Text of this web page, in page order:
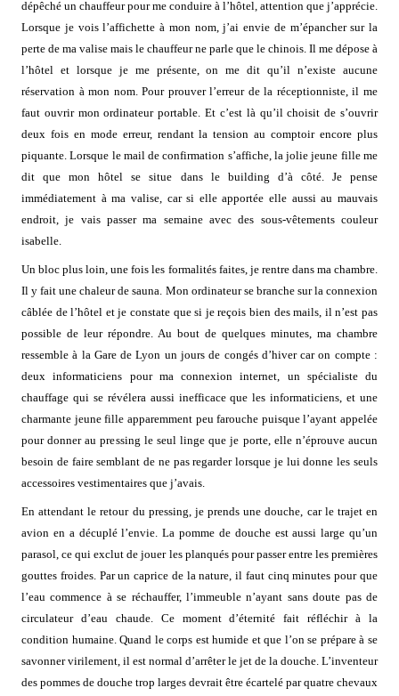
dépêché un chauffeur pour me conduire à l’hôtel, attention que j’apprécie.
Lorsque je vois l’affichette à mon nom, j’ai envie de m’épancher sur la
perte de ma valise mais le chauffeur ne parle que le chinois. Il me dépose à
l’hôtel et lorsque je me présente, on me dit qu’il n’existe aucune
réservation à mon nom. Pour prouver l’erreur de la réceptionniste, il me
faut ouvrir mon ordinateur portable. Et c’est là qu’il choisit de s’ouvrir
deux fois en mode erreur, rendant la tension au comptoir encore plus
piquante. Lorsque le mail de confirmation s’affiche, la jolie jeune fille me
dit que mon hôtel se situe dans le building d’à côté. Je pense
immédiatement à ma valise, car si elle apportée elle aussi au mauvais
endroit, je vais passer ma semaine avec des sous-vêtements couleur
isabelle.
Un bloc plus loin, une fois les formalités faites, je rentre dans ma chambre.
Il y fait une chaleur de sauna. Mon ordinateur se branche sur la connexion
câblée de l’hôtel et je constate que si je reçois bien des mails, il n’est pas
possible de leur répondre. Au bout de quelques minutes, ma chambre
ressemble à la Gare de Lyon un jours de congés d’hiver car on compte :
deux informaticiens pour ma connexion internet, un spécialiste du
chauffage qui se révélera aussi inefficace que les informaticiens, et une
charmante jeune fille apparemment peu farouche puisque l’ayant appelée
pour donner au pressing le seul linge que je porte, elle n’éprouve aucun
besoin de faire semblant de ne pas regarder lorsque je lui donne les seuls
accessoires vestimentaires que j’avais.
En attendant le retour du pressing, je prends une douche, car le trajet en
avion en a décuplé l’envie. La pomme de douche est aussi large qu’un
parasol, ce qui exclut de jouer les planqués pour passer entre les premières
gouttes froides. Par un caprice de la nature, il faut cinq minutes pour que
l’eau commence à se réchauffer, l’immeuble n’ayant sans doute pas de
circulateur d’eau chaude. Ce moment d’éternité fait réfléchir à la
condition humaine. Quand le corps est humide et que l’on se prépare à se
savonner virilement, il est normal d’arrêter le jet de la douche. L’inventeur
des pommes de douche trop larges devrait être écartelé par quatre chevaux